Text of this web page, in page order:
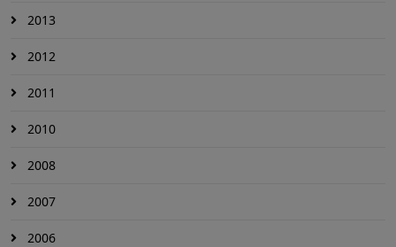
2013
2012
2011
2010
2008
2007
2006